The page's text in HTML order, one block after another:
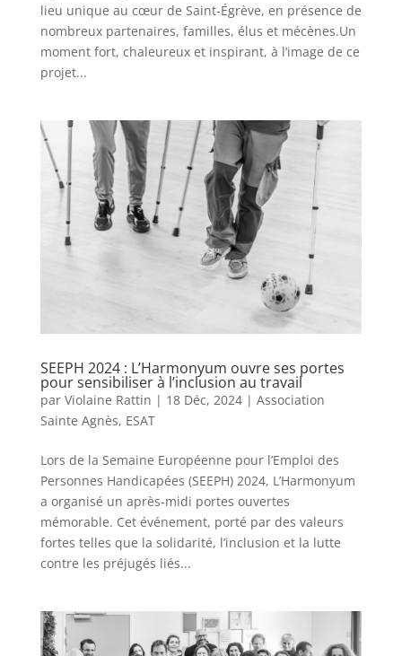
lieu unique au cœur de Saint-Égrève, en présence de
nombreux partenaires, familles, élus et mécènes.Un
moment fort, chaleureux et inspirant, à l’image de ce
projet...
SEEPH 2024 : L’Harmonyum ouvre ses portes
pour sensibiliser à l’inclusion au travail
par Violaine Rattin | 18 Déc, 2024| Association
Sainte Agnès, ESAT
Lors de la Semaine Européenne pour l’Emploi des
Personnes Handicapées (SEEPH) 2024, L’Harmonyum
a organisé un après-midi portes ouvertes
mémorable. Cet événement, porté par des valeurs
fortes telles que la solidarité, l’inclusion et la lutte
contre les préjugés liés...